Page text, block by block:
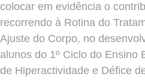
colocar em evidência o
recorrendo à Rotina do
Ajuste do Corpo, no
alunos do 1º Ciclo do Ensino
de Hiperactividade e Défice